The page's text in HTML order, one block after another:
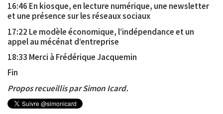
16:46 En kiosque, en lecture numérique, une newsletter
et une présence sur les réseaux sociaux
17:22 Le modèle économique, l’indépendance et un
appel au mécénat d’entreprise
18:33 Merci à Frédérique Jacquemin
Fin
Propos recueillis par Simon Icard.